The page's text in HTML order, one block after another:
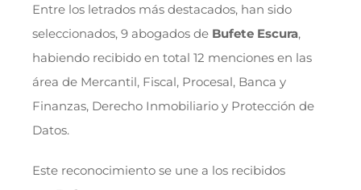
Entre los letrados más destacados, han sido
seleccionados, 9 abogados de Bufete Escura,
habiendo recibido en total 12 menciones en las
área de Mercantil, Fiscal, Procesal, Banca y
Finanzas, Derecho Inmobiliario y Protección de
Datos.
Este reconocimiento se une a los recibidos